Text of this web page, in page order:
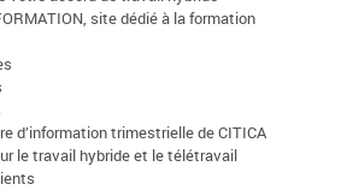
site dédié à la formation
d’information trimestrielle de CITICA
le travail hybride et le télétravail